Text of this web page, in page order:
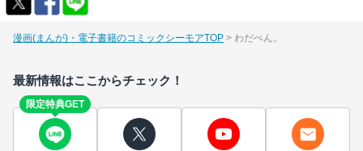
漫画(まんが)・電子書籍のコミックシーモアTOP わだぺん。
最新情報はここからチェック！
限定特典GET